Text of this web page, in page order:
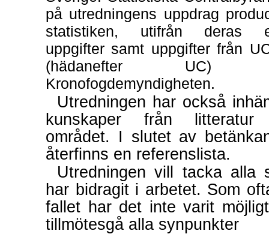
på utredningens uppdrag
statistiken, utifrån deras
uppgifter samt uppgifter från
(hädanefter UC)
Kronofogdemyndigheten.
Utredningen har också
kunskaper från
området. I slutet av
återfinns en referenslista.
Utredningen vill tacka alla
har bidragit i arbetet. Som
fallet har det inte varit
tillmötesgå alla synpunkter